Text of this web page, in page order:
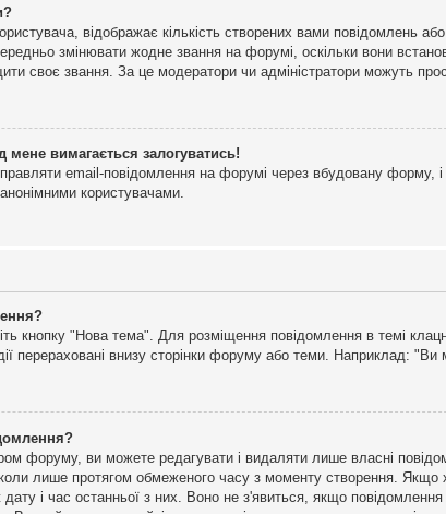
відображає кількість створених вами повідомлень
змінювати жодне звання на форумі, оскільки вони
своє звання. За це модератори чи адміністратори можуть
вимагається залогуватись!
email-повідомлення на форумі через вбудовану
користувачами.
кнопку "Нова тема". Для розміщення повідомлення в темі
перераховані внизу сторінки форуму або теми. Наприклад:
форуму, ви можете редагувати і видаляти лише власні
лише протягом обмеженого часу з моменту створення.
дату і час останньої з них. Воно не з'явиться, якщо